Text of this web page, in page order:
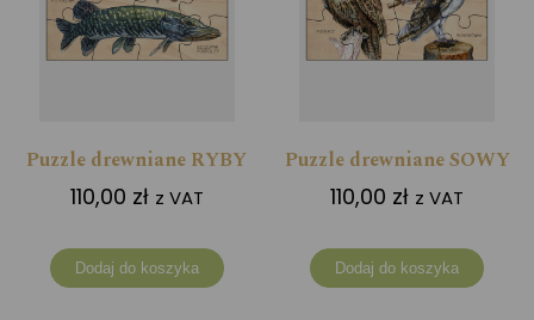
Puzzle drewniane RYBY
110,00 zł z VAT
Dodaj do koszyka
Puzzle drewniane SOWY
110,00 zł z VAT
Dodaj do koszyka